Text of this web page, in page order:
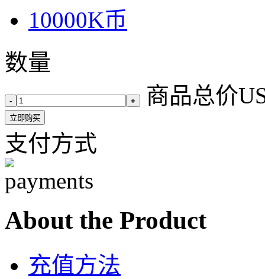
10000K币
数量
- + 商品总价
立即购买
支付方式
About the Product
充值方法